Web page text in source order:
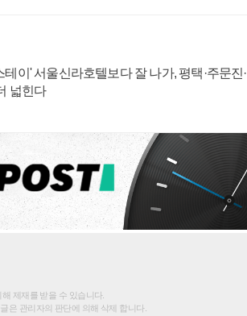
이' 서울신라호텔보다 잘 나가, 평택·주문진·
넓힌다
제재를 받을 수 있습니다.
은 관리자의 판단에 의해 삭제 합니다.